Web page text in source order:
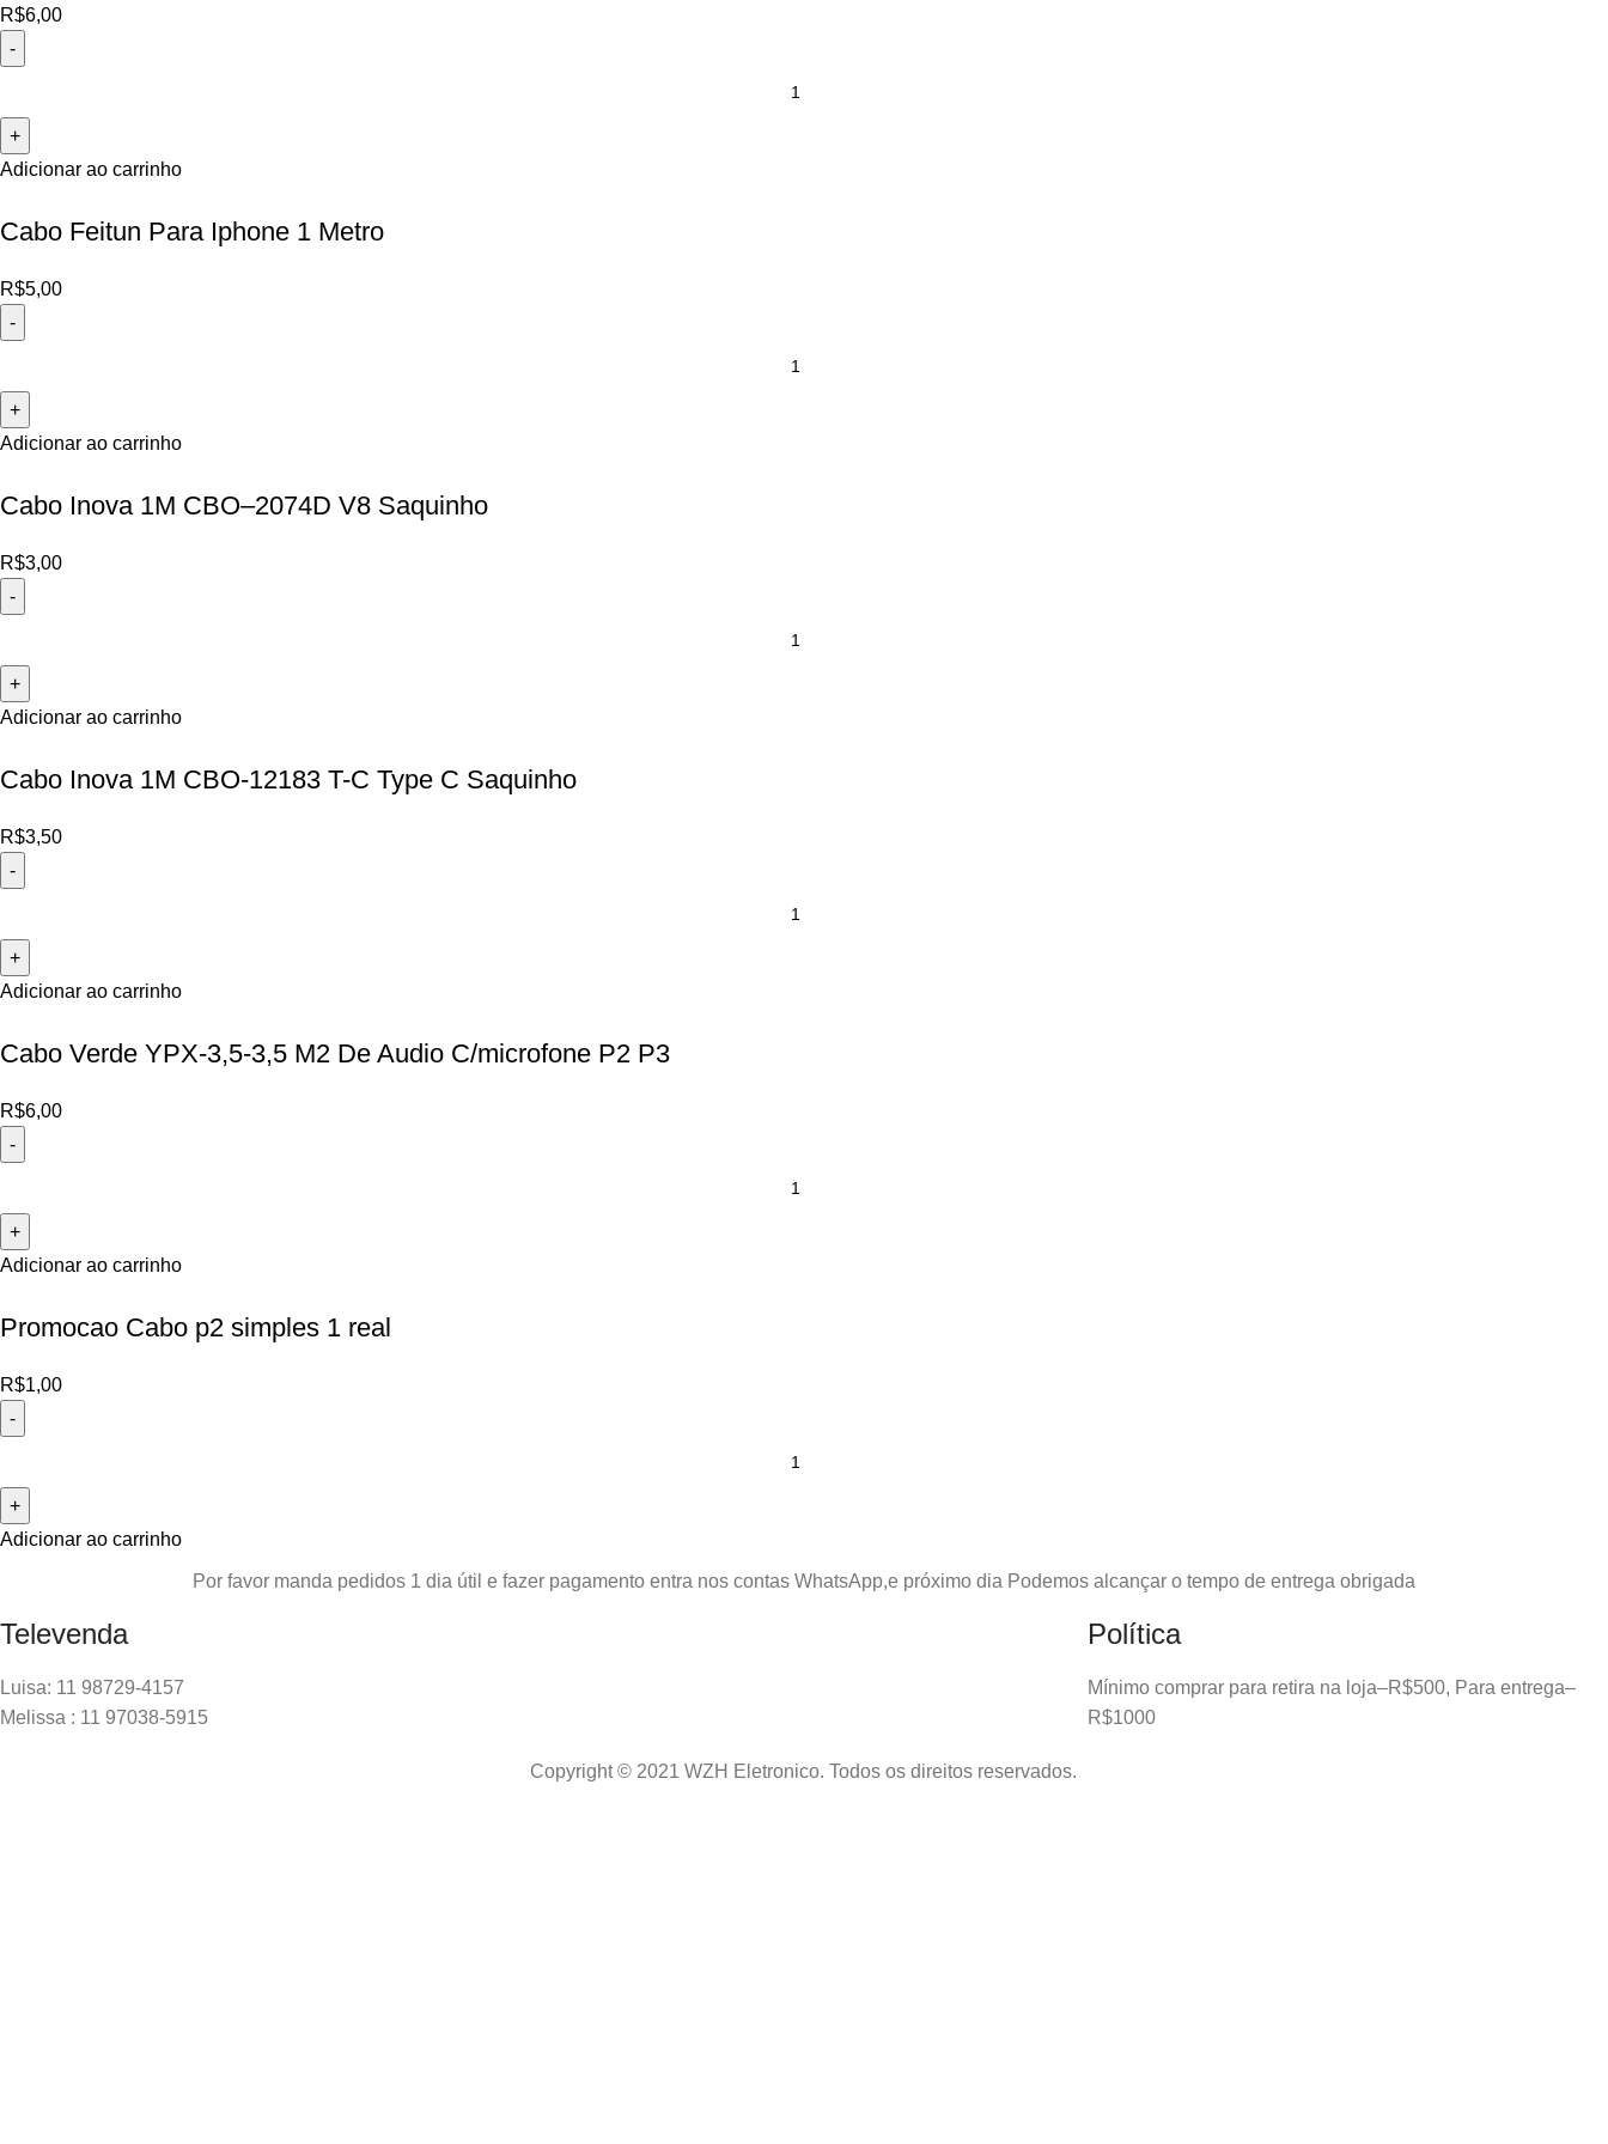
R$6,00
Adicionar ao carrinho
Cabo Feitun Para Iphone 1 Metro
R$5,00
Adicionar ao carrinho
Cabo Inova 1M CBO–2074D V8 Saquinho
R$3,00
Adicionar ao carrinho
Cabo Inova 1M CBO-12183 T-C Type C Saquinho
R$3,50
Adicionar ao carrinho
Cabo Verde YPX-3,5-3,5 M2 De Audio C/microfone P2 P3
R$6,00
Adicionar ao carrinho
Promocao Cabo p2 simples 1 real
R$1,00
Adicionar ao carrinho
Por favor manda pedidos 1 dia útil e fazer pagamento entra nos contas WhatsApp,e próximo dia Podemos alcançar o tempo de entrega obrigada
Televenda
Luisa: 11 98729-4157
Melissa : 11 97038-5915
Política
Mínimo comprar para retira na loja–R$500, Para entrega–
R$1000
Copyright © 2021 WZH Eletronico. Todos os direitos reservados.